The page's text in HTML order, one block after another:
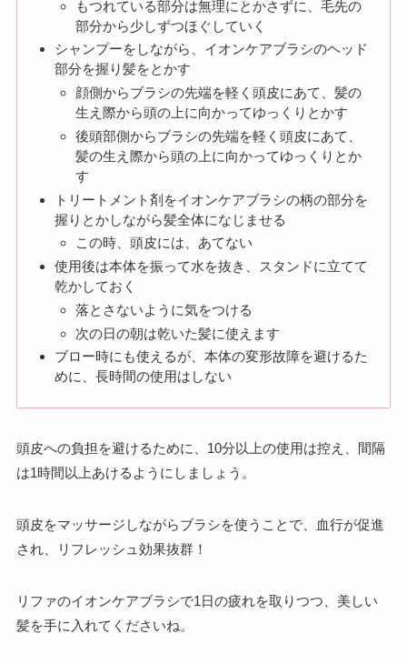
もつれている部分は無理にとかさずに、毛先の
部分から少しずつほぐしていく
シャンプーをしながら、イオンケアブラシのヘッド
部分を握り髪をとかす
顔側からブラシの先端を軽く頭皮にあて、髪の
生え際から頭の上に向かってゆっくりとかす
後頭部側からブラシの先端を軽く頭皮にあて、
髪の生え際から頭の上に向かってゆっくりとか
す
トリートメント剤をイオンケアブラシの柄の部分を
握りとかしながら髪全体になじませる
この時、頭皮には、あてない
使用後は本体を振って水を抜き、スタンドに立てて
乾かしておく
落とさないように気をつける
次の日の朝は乾いた髪に使えます
ブロー時にも使えるが、本体の変形故障を避けるた
めに、長時間の使用はしない
頭皮への負担を避けるために、10分以上の使用は控え、間隔
は1時間以上あけるようにしましょう。
頭皮をマッサージしながらブラシを使うことで、血行が促進
され、リフレッシュ効果抜群！
リファのイオンケアブラシで1日の疲れを取りつつ、美しい
髪を手に入れてくださいね。